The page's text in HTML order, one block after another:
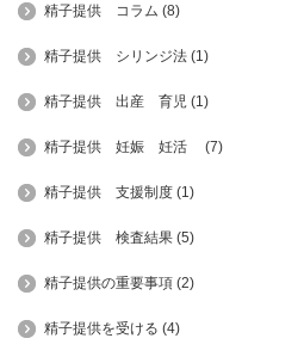
精子提供 コラム (8)
精子提供 シリンジ法 (1)
精子提供 出産 育児 (1)
精子提供 妊娠 妊活 (7)
精子提供 支援制度 (1)
精子提供 検査結果 (5)
精子提供の重要事項 (2)
精子提供を受ける (4)